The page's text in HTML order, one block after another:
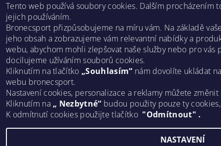
Tento web používá soubory cookies. Dalším procházením
jejich používáním.
Bronecsport přizpůsobujeme na míru vám. Na základě
jeho obsah a zobrazujeme vám relevantní nabídky a
webu, abychom mohli zlepšovat naše služby nebo pro vás
docilujeme užíváním souborů cookies.
Kliknutím na tlačítko „Souhlasím“ nám dovolíte ukládat
webu bronecsport.
Nastavení cookies, personalizace a reklamy můžete
Kliknutím na „ Nezbytné“ budou použity pouze ty
K odmítnutí cookies použijte tlačítko "Odmítnout" .
NASTAVENÍ